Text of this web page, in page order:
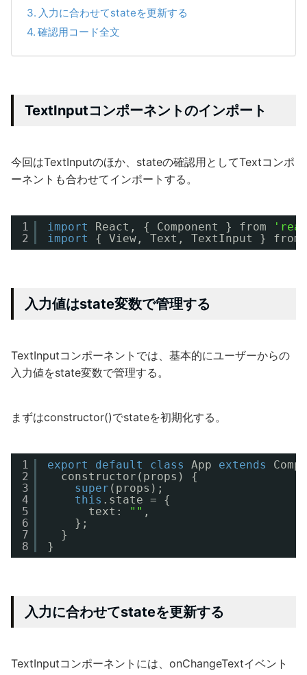
入力に合わせてstateを更新する
確認用コード全文
TextInputコンポーネントのインポート
今回はTextInputのほか、stateの確認用としてTextコンポ
ーネントも合わせてインポートする。
1
2
import React, { Component } from
import
{ View, Text, TextInput } from
入力値はstate変数で管理する
TextInputコンポーネントでは、基本的にユーザーからの
入力値をstate変数で管理する。
まずはconstructor()でstateを初期化する。
1
2
3
4
5
6
7
8
export default class App extends
constructor(props) {
super (props);
this .state = {
text:
"" ,
};
}
}
入力に合わせてstateを更新する
TextInputコンポーネントには、onChangeTextイベント